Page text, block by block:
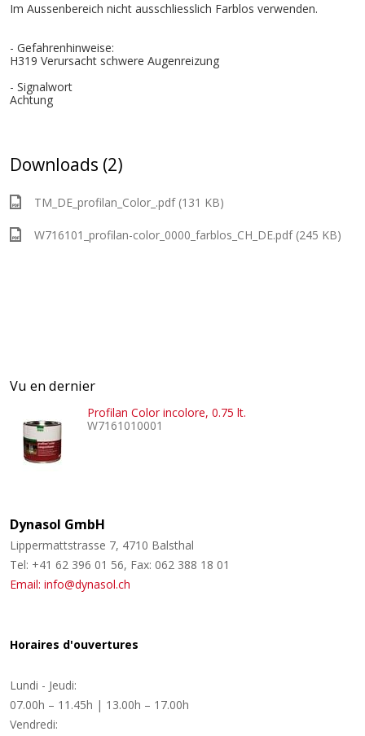
Im Aussenbereich nicht ausschliesslich Farblos verwenden.
- Gefahrenhinweise:
H319 Verursacht schwere Augenreizung
- Signalwort
Achtung
Downloads (2)
TM_DE_profilan_Color_.pdf (131 KB)
W716101_profilan-color_0000_farblos_CH_DE.pdf (245 KB)
Vu en dernier
Profilan Color incolore, 0.75 lt.
W7161010001
Dynasol GmbH
Lippermattstrasse 7, 4710 Balsthal
Tel: +41 62 396 01 56, Fax: 062 388 18 01
Email: info@dynasol.ch
Horaires d'ouvertures
Lundi - Jeudi:
07.00h – 11.45h | 13.00h – 17.00h
Vendredi: